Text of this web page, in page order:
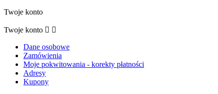
Twoje konto
Twoje konto  
Dane osobowe
Zamówienia
Moje pokwitowania - korekty płatności
Adresy
Kupony